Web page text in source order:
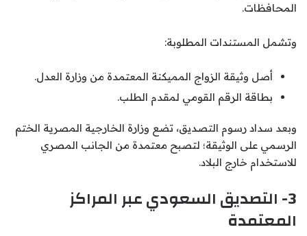
المحافظات.
وتشمل المستندات المطلوبة:
أصل وثيقة الزواج المميكنة المعتمدة من وزارة العدل.
بطاقة الرقم القومي لمقدم الطلب.
وبعد سداد رسوم التصديق، تضع وزارة الخارجية المصرية الختم
الرسمي على الوثيقة؛ لتصبح معتمدة من الجانب المصري
للاستخدام خارج البلاد.
3- التصديق السعودي عبر المراكز
المعتمدة